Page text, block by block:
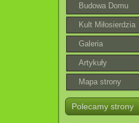
wspólnoty
Budowa Domu
Parafialnego
Kult Miłosierdzia
Bożego
Galeria
roztoczańska
Artykuły
Mapa strony
Polecamy strony